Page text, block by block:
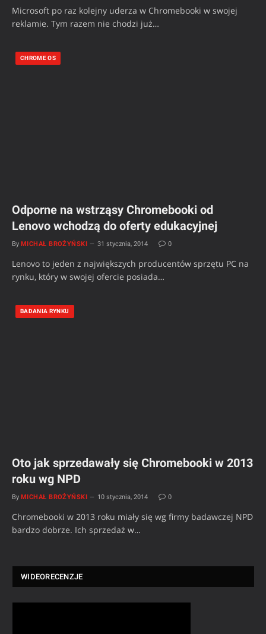
Microsoft po raz kolejny uderza w Chromebooki w swojej
reklamie. Tym razem nie chodzi już…
CHROME OS
Odporne na wstrząsy Chromebooki od
Lenovo wchodzą do oferty edukacyjnej
By MICHAŁ BROŻYŃSKI 31 stycznia, 2014 0
Lenovo to jeden z największych producentów sprzętu PC na
rynku, który w swojej ofercie posiada…
BADANIA RYNKU
Oto jak sprzedawały się Chromebooki w 2013
roku wg NPD
By MICHAŁ BROŻYŃSKI 10 stycznia, 2014 0
Chromebooki w 2013 roku miały się wg firmy badawczej NPD
bardzo dobrze. Ich sprzedaż w…
WIDEORECENZJE